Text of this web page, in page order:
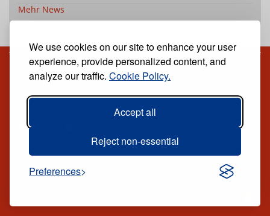
We use cookies on our site to enhance your user
experience, provide personalized content, and
analyze our traffic. Cookie Policy.
Accept all
Reject non-essential
Preferences
Mehr News
Reciba nuestro periódico digital semanal gratuito
Suscríbete
TODOS LOS DERECHOS RESERVADOS ® CARIBE NEWS
DIGITAL.